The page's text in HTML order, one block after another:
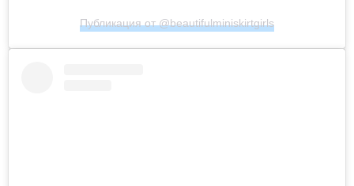
Публикация от @beautifulminiskirtgirls